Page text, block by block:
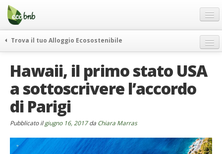
Menu
Salta
contenuto
Offerte Speciali
Regali
FAQ
Chi Siamo
Partner
Contatti
Trova il tuo Alloggio Ecosostenibile
itinerari
curiosità
vivere e viaggiare verde
rassegna stampa
Hawaii, il primo stato USA
a sottoscrivere l’accordo
di Parigi
Pubblicato ilgiugno 16, 2017da Chiara Marras